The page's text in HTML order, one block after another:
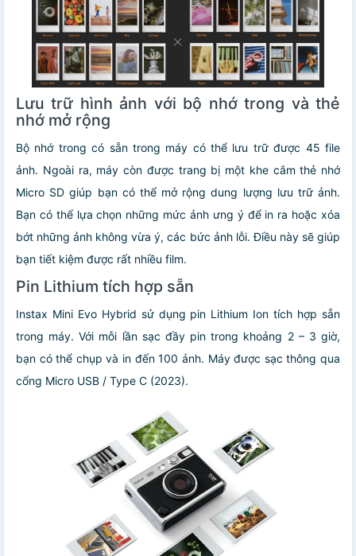
Lưu trữ hình ảnh với bộ nhớ trong và thẻ
nhớ mở rộng
Bộ nhớ trong có sẵn trong máy có thể lưu trữ được 45 file
ảnh. Ngoài ra, máy còn được trang bị một khe cắm thẻ nhớ
Micro SD giúp bạn có thể mở rộng dung lượng lưu trữ ảnh.
Bạn có thể lựa chọn những mức ảnh ưng ý để in ra hoặc xóa
bớt những ảnh không vừa ý, các bức ảnh lỗi. Điều này sẽ giúp
bạn tiết kiệm được rất nhiều film.
Pin Lithium tích hợp sẵn
Instax Mini Evo Hybrid sử dụng pin Lithium Ion tích hợp sẵn
trong máy. Với mỗi lần sạc đầy pin trong khoảng 2 – 3 giờ,
bạn có thể chụp và in đến 100 ảnh. Máy được sạc thông qua
cổng Micro USB / Type C (2023).